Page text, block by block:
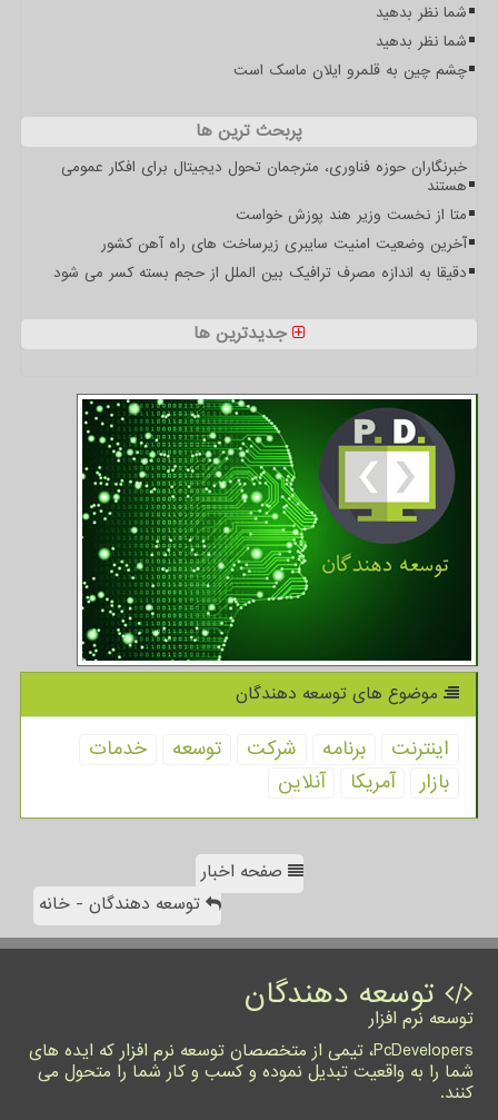
شما نظر بدهید
شما نظر بدهید
چشم چین به قلمرو ایلان ماسک است
پربحث ترین ها
خبرنگاران حوزه فناوری، مترجمان تحول دیجیتال برای افکار عمومی
هستند
متا از نخست وزیر هند پوزش خواست
آخرین وضعیت امنیت سایبری زیرساخت های راه آهن کشور
دقیقا به اندازه مصرف ترافیک بین الملل از حجم بسته کسر می شود
جدیدترین ها
موضوع های توسعه دهندگان
اینترنت برنامه شركت توسعه
خدمات
بازار
آمریكا آنلاین
صفحه اخبار
توسعه دهندگان - خانه
توسعه دهندگان
توسعه نرم افزار
PcDevelopers، تیمی از متخصصان توسعه نرم افزار که ایده های
شما را به واقعیت تبدیل نموده و کسب و کار شما را متحول می
کنند.